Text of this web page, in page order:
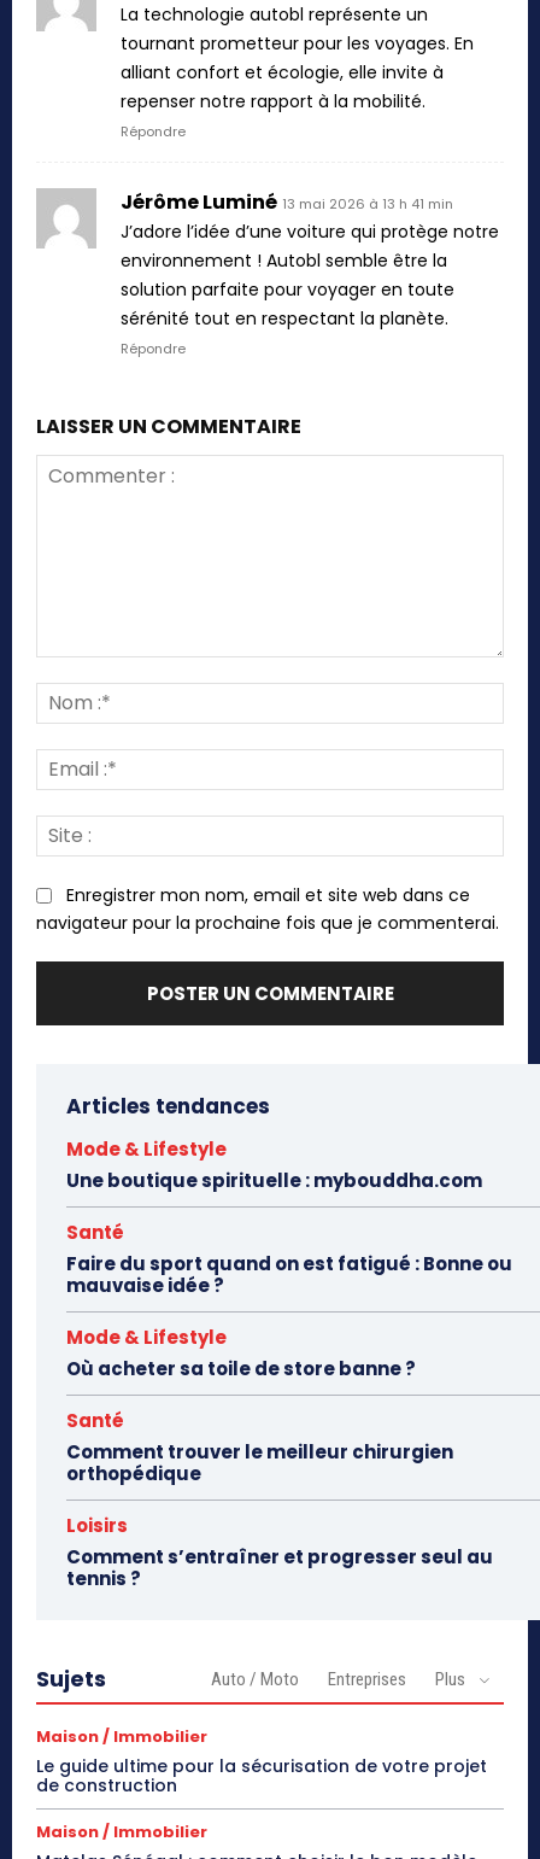
La technologie autobl représente un
tournant prometteur pour les voyages. En
alliant confort et écologie, elle invite à
repenser notre rapport à la mobilité.
Répondre
Jérôme Luminé 13 mai 2026 à 13 h 41 min
J’adore l’idée d’une voiture qui protège notre
environnement ! Autobl semble être la
solution parfaite pour voyager en toute
sérénité tout en respectant la planète.
Répondre
LAISSER UN COMMENTAIRE
:*
:*
:
Enregistrer mon nom, email et site web dans ce
navigateur pour la prochaine fois que je commenterai.
Articles tendances
Mode & Lifestyle
Une boutique spirituelle : mybouddha.com
Santé
Faire du sport quand on est fatigué : Bonne ou
mauvaise idée ?
Mode & Lifestyle
Où acheter sa toile de store banne ?
Santé
Comment trouver le meilleur chirurgien
orthopédique
Loisirs
Comment s’entraîner et progresser seul au
tennis ?
Sujets Auto / Moto Entreprises Plus
Maison / Immobilier
Le guide ultime pour la sécurisation de votre projet
de construction
Maison / Immobilier